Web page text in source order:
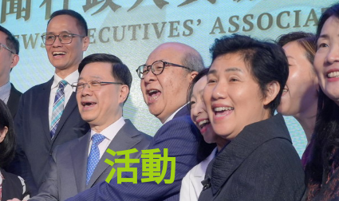
活動